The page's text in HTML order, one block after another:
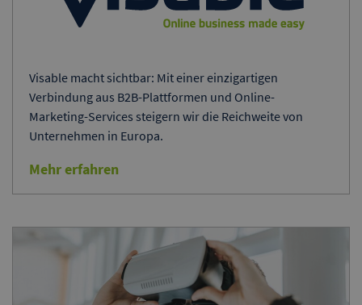
Visable macht sichtbar: Mit einer einzigartigen
Verbindung aus B2B-Plattformen und Online-
Marketing-Services steigern wir die Reichweite von
Unternehmen in Europa.
Mehr erfahren